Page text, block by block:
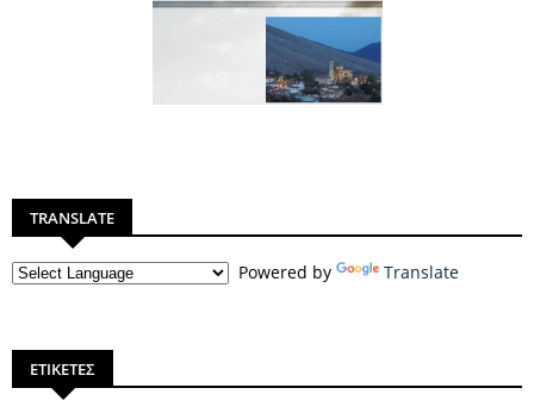
TRANSLATE
Powered by Translate
ΕΤΙΚΕΤΕΣ